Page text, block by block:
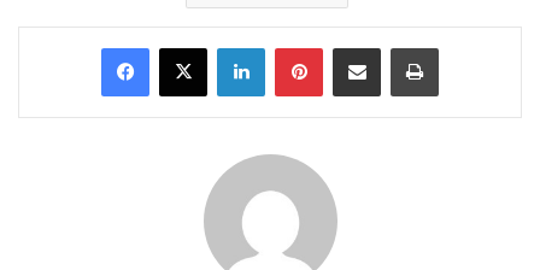
Facebook
X LinkedInPinterestShare via Email Print